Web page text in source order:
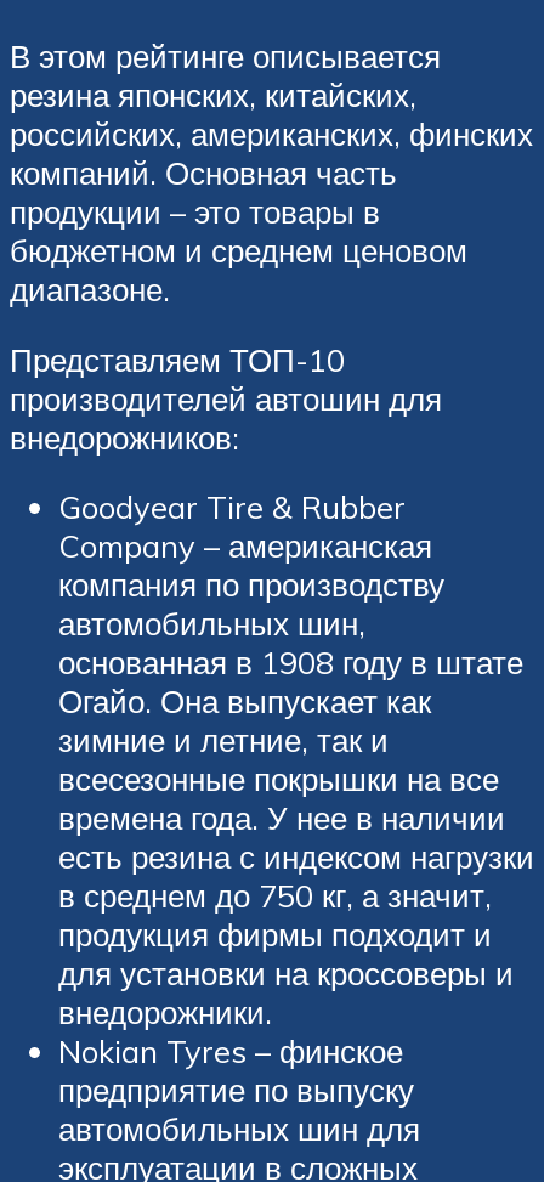
В этом рейтинге описывается
резина японских, китайских,
российских, американских, финских
компаний. Основная часть
продукции – это товары в
бюджетном и среднем ценовом
диапазоне.
Представляем ТОП-10
производителей автошин для
внедорожников:
Goodyear Tire & Rubber
Company – американская
компания по производству
автомобильных шин,
основанная в 1908 году в штате
Огайо. Она выпускает как
зимние и летние, так и
всесезонные покрышки на все
времена года. У нее в наличии
есть резина с индексом нагрузки
в среднем до 750 кг, а значит,
продукция фирмы подходит и
для установки на кроссоверы и
внедорожники.
Nokian Tyres – финское
предприятие по выпуску
автомобильных шин для
эксплуатации в сложных